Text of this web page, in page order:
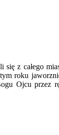
z całego
roku
Ojcu przez